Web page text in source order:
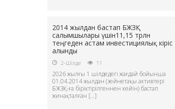
2014 жылдан бастап БЖЗҚ
салымшылары үшін11,15 трлн
теңгеден астам инвестициялық кіріс
алынды
2-Шілде 11
2026 жылғы 1 шілдедегі жағдай бойынша
01.04.2014 жылдан (зейнетақы активтері
БЖЗҚ-ға біріктірілгеннен кейін) бастап
жинақталған […]